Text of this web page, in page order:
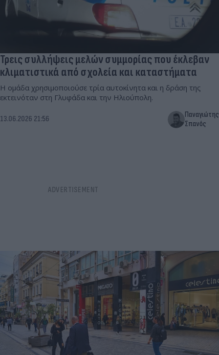
Τρεις συλλήψεις μελών συμμορίας που έκλεβαν
κλιματιστικά από σχολεία και καταστήματα
Η ομάδα χρησιμοποιούσε τρία αυτοκίνητα και η δράση της
εκτεινόταν στη Γλυφάδα και την Ηλιούπολη.
13.06.2026 21:56
Παναγιώτης
Σπανός